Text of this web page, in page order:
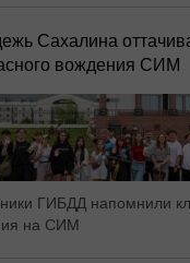
Сахалина
вождения СИМ
ГИБДД напомнили
на СИМ